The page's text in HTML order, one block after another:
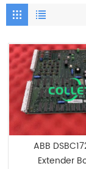
ABB
Extender